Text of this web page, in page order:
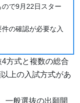
で9月22日スター
の確認が必要な入
方式と複数の総合
上の入試方式があ
一般選抜の出願開